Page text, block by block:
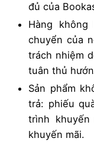
đủ của
Hàng
chuyển của
trách nhiệm
tuân thủ
Sản phẩm
trả: phiếu
trình
khuyến mãi.